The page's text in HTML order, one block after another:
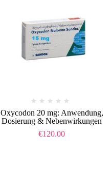
Oxycodon 20 mg: Anwendung,
Dosierung & Nebenwirkungen
€120.00